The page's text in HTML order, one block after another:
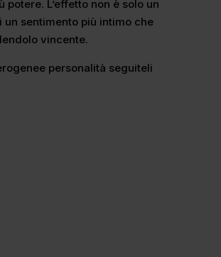
L’effetto non è solo un
sentimento più intimo che
vincente.
personalità seguiteli